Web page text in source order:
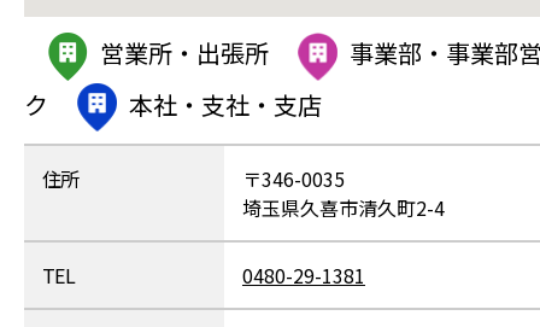
営業所・出張所
事業部・事業部
ク
本社・支社・支店
住所
〒346-0035
埼玉県久喜市清久町2-4
TEL 0480-29-1381